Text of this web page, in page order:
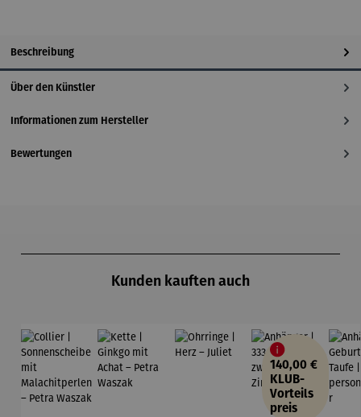
Beschreibung
Über den Künstler
Informationen zum Hersteller
Bewertungen
Kunden kauften auch
140,00 €
KLUB-
Vorteils
preis